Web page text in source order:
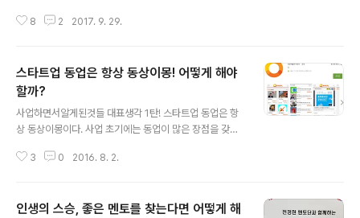
코드가 감지되었다는 것이다. 악성코드명이 Infostealer/
업 위주로 판을 짜고 있다. 얼마전 많은 창업자들과 이야기
유행하는 말로 유망한 스타트업 기업들이다. 그런데 꿈은
굉장히 크나 실행계획이 탄탄하지 못했다. 꿈을 꾸는 것은
자유이나 실행 방법도 함께 고민해야 한다. 꿈은 크게 꾸는
게 좋겠지만 실행 가능성이 너무 낮은 꿈은 꾸지 마라! 한순
수는 있을지 모르겠지만 딱 거기까지이다. 사업은 돈을 벌
8 2 2017. 9. 29.
스타트업 동업은 항상 동상이몽! 어떻게 해야
할까?
사업하면서알게된것들 대표생각 1탄! 스타트업 동업은 항
상 동상이몽이다. 사업 초기에는 동업이 많은 장점을 갖게
이 직원보다는 상대적으로 드는 것은 어쩔 수 없는 최고의
로가 비즈니스를 바라보는 관점이 다르게 되기 때문이다.
3 0 2016. 8. 2.
인생의 스승, 좋은 멘토를 찾는다면 어떻게 해